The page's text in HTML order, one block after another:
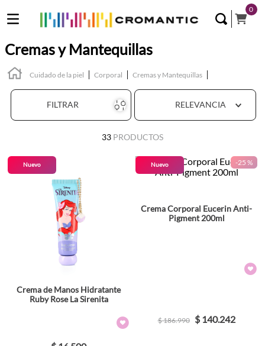
0
Cremas y Mantequillas
Cuidado de la piel Corporal Cremas y Mantequillas
FILTRAR RELEVANCIA
33 PRODUCTOS
Nuevo
Crema de Manos Hidratante
Ruby Rose La Sirenita
Nuevo -25 %
Crema Corporal Eucerin Anti-
Pigment 200ml
$186.990 $ 140.242